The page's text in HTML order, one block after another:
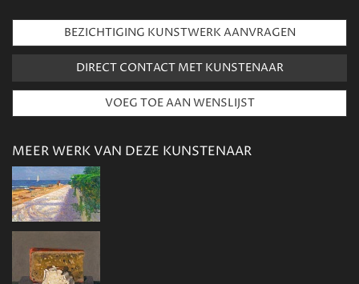
BEZICHTIGING KUNSTWERK AANVRAGEN
DIRECT CONTACT MET KUNSTENAAR
MEER WERK VAN DEZE KUNSTENAAR